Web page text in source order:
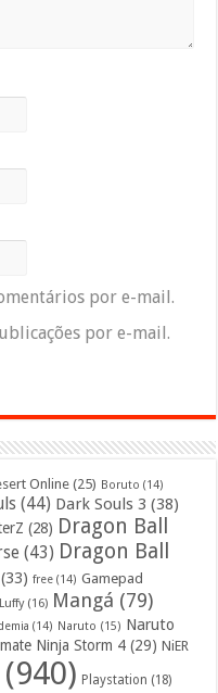
por e-mail.
por e-mail.
Online (25) Boruto (14)
(44) Dark Souls 3 (38)
(28) Dragon Ball
(43) Dragon Ball
(33) free (14) Gamepad
Luffy(16) Mangá (79)
(14) Naruto (15) Naruto
Ninja Storm 4 (29) NiER
(940) Playstation (18)